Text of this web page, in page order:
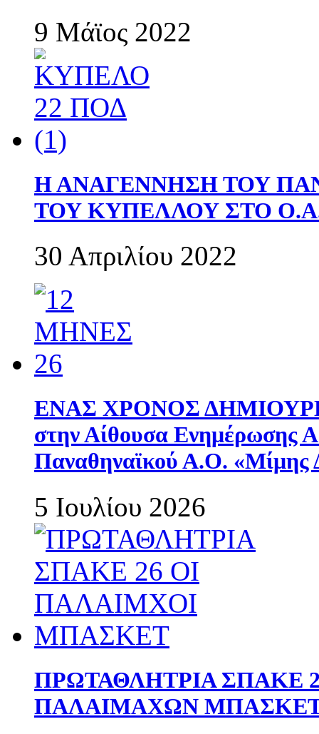
9 Μάϊος 2022
Η ΑΝΑΓΕΝΝΗΣΗ ΤΟΥ
ΤΟΥ ΚΥΠΕΛΛΟΥ ΣΤΟ
30 Απριλίου 2022
ΕΝΑΣ ΧΡΟΝΟΣ
στην Αίθουσα Ενημέρωσης
Παναθηναϊκού Α.Ο. «Μίμης
5 Ιουλίου 2026
ΠΡΩΤΑΘΛΗΤΡΙΑ ΣΠΑΚΕ
ΠΑΛΑΙΜΑΧΩΝ